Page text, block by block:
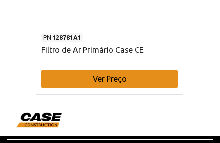
PN 128781A1
Filtro de Ar Primário Case CE
Ver Preço